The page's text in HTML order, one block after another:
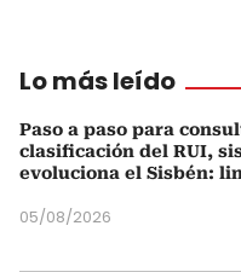
Lo más leído
Paso a paso para
clasificación del RUI,
evoluciona el Sisbén:
05/08/2026